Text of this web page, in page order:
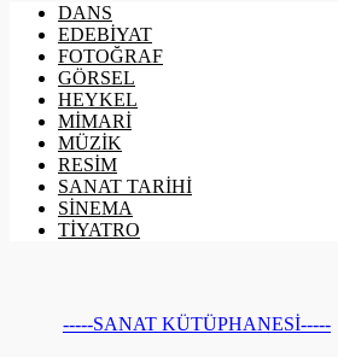
DANS
EDEBİYAT
FOTOĞRAF
GÖRSEL
HEYKEL
MİMARİ
MÜZİK
RESİM
SANAT TARİHİ
SİNEMA
TİYATRO
-----SANAT KÜTÜPHANESİ-----